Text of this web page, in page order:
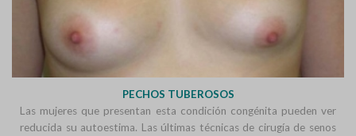
PECHOS TUBEROSOS
Las mujeres que presentan esta condición congénita pueden ver
reducida su autoestima. Las últimas técnicas de cirugía de senos